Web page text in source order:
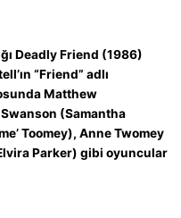
Deadly Friend (1986)
“Friend” adlı
Matthew
(Samantha
Toomey), Anne Twomey
Parker) gibi oyuncular